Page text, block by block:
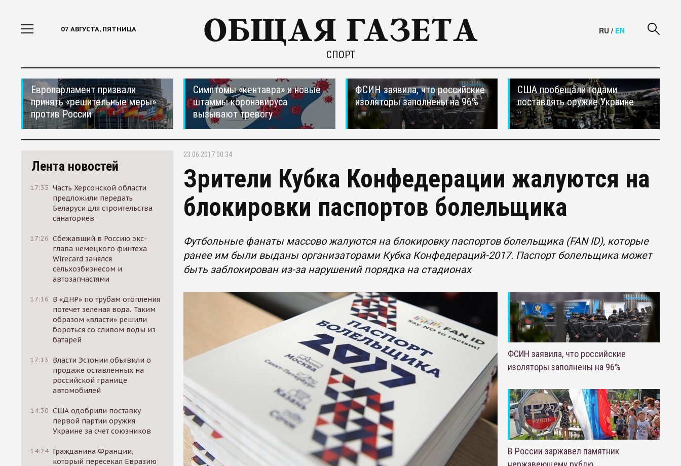
07 АВГУСТА, ПЯТНИЦА
СПОРТ
RU / EN
Европарламент призвали
принять «решительные меры»
против России
Симптомы «кентавра» и новые
штаммы коронавируса
вызывают тревогу
ФСИН заявила, что российские
изоляторы заполнены на 96%
США пообещали годами
поставлять оружие Украине
Лента новостей
17:35 Часть Херсонской области
предложили передать
Беларуси для строительства
санаториев
17:26 Сбежавший в Россию экс-
глава немецкого финтеха
Wirecard занялся
сельхозбизнесом и
автозапчастями
17:16 В «ДНР» по трубам отопления
потечет зеленая вода. Таким
образом «власти» решили
бороться со сливом воды из
батарей
17:13
Власти Эстонии объявили о
продаже оставленных на
российской границе
автомобилей
14:30 США одобрили поставку
первой партии оружия
Украине за счет союзников
14:24 Гражданина Франции,
который пересекал Евразию
23.06.2017 00:34
Зрители Кубка Конфедерации жалуются на
блокировки паспортов болельщика
Футбольные фанаты массово жалуются на блокировку паспортов болельщика (FAN ID), которые
ранее им были выданы организаторами Кубка Конфедераций-2017. Паспорт болельщика может
быть заблокирован из-за нарушений порядка на стадионах
ФСИН заявила, что российские
изоляторы заполнены на 96%
В России заржавел памятник